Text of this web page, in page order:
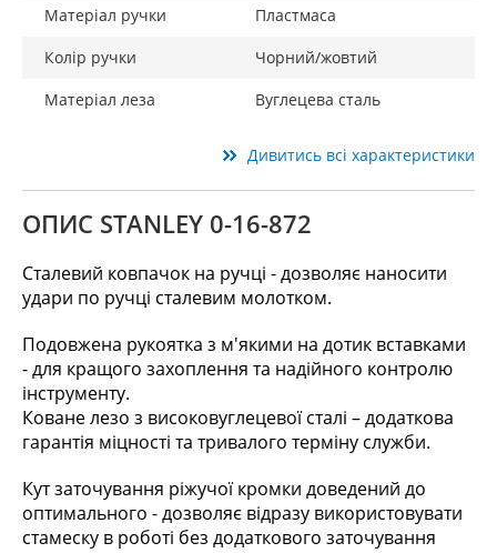
Матеріал ручки
Пластмаса
Колір ручки
Чорний/жовтий
Матеріал леза
Вуглецева сталь
Дивитись всі характеристики
ОПИС STANLEY 0-16-872
Сталевий ковпачок на ручці - дозволяє наносити
удари по ручці сталевим молотком.
Подовжена рукоятка з м'якими на дотик вставками
- для кращого захоплення та надійного контролю
інструменту.
Коване лезо з високовуглецевої сталі – додаткова
гарантія міцності та тривалого терміну служби.
Кут заточування ріжучої кромки доведений до
оптимального - дозволяє відразу використовувати
стамеску в роботі без додаткового заточування